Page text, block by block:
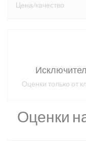
Оценки
Цена/качество
Оценки только от